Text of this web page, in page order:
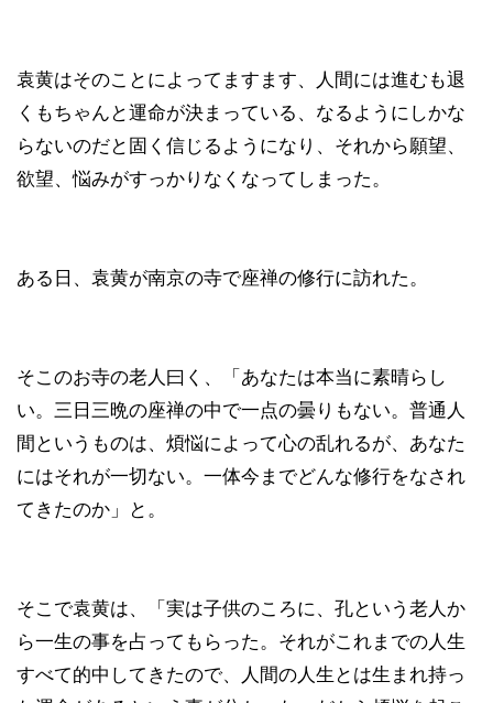
袁黄はそのことによってますます、人間には進むも退
くもちゃんと運命が決まっている、なるようにしかな
らないのだと固く信じるようになり、それから願望、
欲望、悩みがすっかりなくなってしまった。
ある日、袁黄が南京の寺で座禅の修行に訪れた。
そこのお寺の老人曰く、「あなたは本当に素晴らし
い。三日三晩の座禅の中で一点の曇りもない。普通人
間というものは、煩悩によって心の乱れるが、あなた
にはそれが一切ない。一体今までどんな修行をなされ
てきたのか」と。
そこで袁黄は、「実は子供のころに、孔という老人か
ら一生の事を占ってもらった。それがこれまでの人生
すべて的中してきたので、人間の人生とは生まれ持っ